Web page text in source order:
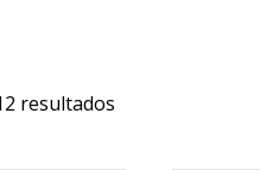
resultados